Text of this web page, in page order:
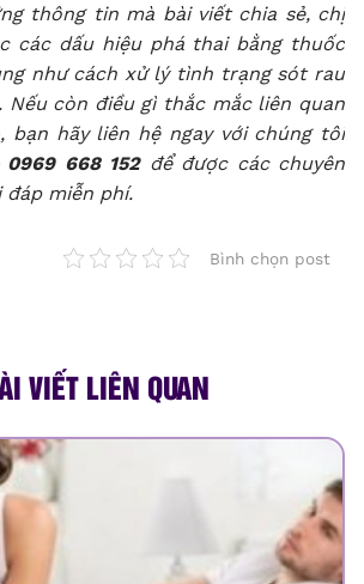
thông tin mà bài viết chia sẻ, chị
các dấu hiệu phá thai bằng thuốc
như cách xử lý tình trạng sót rau
Nếu còn điều gì thắc mắc liên quan
bạn hãy liên hệ ngay với chúng tôi
0969 668 152để được các chuyên
đáp miễn phí.
Bình chọn post
VIẾT LIÊN QUAN